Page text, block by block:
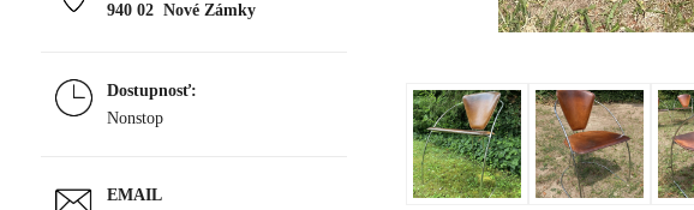
940 02 Nové Zámky
Dostupnosť:
Nonstop
EMAIL